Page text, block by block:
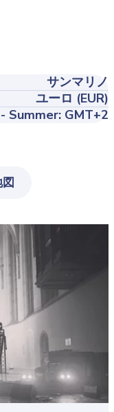
サンマリノ
ユーロ (EUR)
Summer: GMT+2